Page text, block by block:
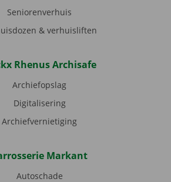
Seniorenverhuis
& verhuisliften
Rhenus Archisafe
Archiefopslag
Digitalisering
Archiefvernietiging
Markant
Autoschade